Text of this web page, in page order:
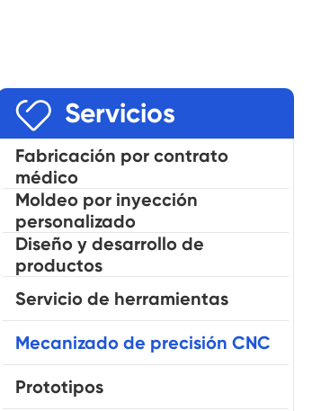
 Servicios
Fabricación por contrato
médico
Moldeo por inyección
personalizado
Diseño y desarrollo de
productos
Servicio de herramientas
Mecanizado de precisión CNC
Prototipos